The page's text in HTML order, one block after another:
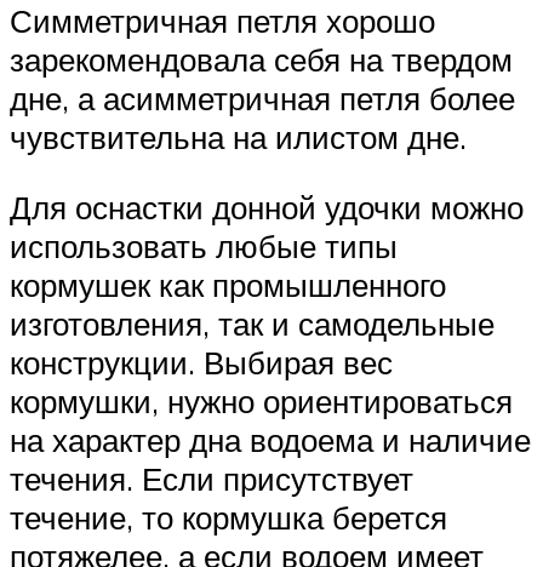
Симметричная петля хорошо
зарекомендовала себя на твердом
дне, а асимметричная петля более
чувствительна на илистом дне.
Для оснастки донной удочки можно
использовать любые типы
кормушек как промышленного
изготовления, так и самодельные
конструкции. Выбирая вес
кормушки, нужно ориентироваться
на характер дна водоема и наличие
течения. Если присутствует
течение, то кормушка берется
потяжелее, а если водоем имеет